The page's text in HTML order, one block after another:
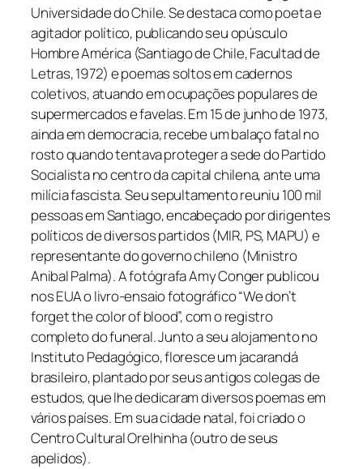
Universidade do Chile. Se destaca como poeta e
agitador político, publicando seu opúsculo
Hombre América (Santiago de Chile, Facultad de
Letras, 1972) e poemas soltos em cadernos
coletivos, atuando em ocupações populares de
supermercados e favelas. Em 15 de junho de 1973,
ainda em democracia, recebe um balaço fatal no
rosto quando tentava proteger a sede do Partido
Socialista no centro da capital chilena, ante uma
milícia fascista. Seu sepultamento reuniu 100 mil
pessoas em Santiago, encabeçado por dirigentes
políticos de diversos partidos (MIR, PS, MAPU) e
representante do governo chileno (Ministro
Anibal Palma). A fotógrafa Amy Conger publicou
nos EUA o livro-ensaio fotográfico “We don’t
forget the color of blood”, com o registro
completo do funeral. Junto a seu alojamento no
Instituto Pedagógico, floresce um jacarandá
brasileiro, plantado por seus antigos colegas de
estudos, que lhe dedicaram diversos poemas em
vários países. Em sua cidade natal, foi criado o
Centro Cultural Orelhinha (outro de seus
apelidos).